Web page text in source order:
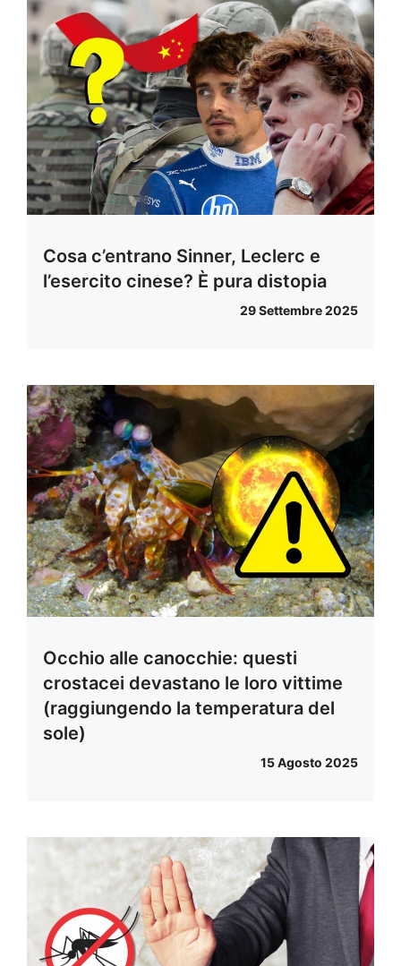
Cosa c’entrano Sinner, Leclerc e
l’esercito cinese? È pura distopia
29 Settembre 2025
Occhio alle canocchie: questi
crostacei devastano le loro vittime
(raggiungendo la temperatura del
sole)
15 Agosto 2025